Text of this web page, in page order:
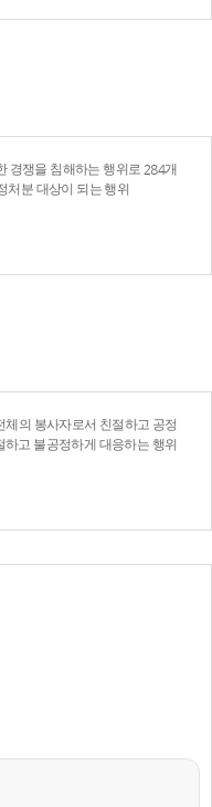
경쟁을 침해하는 행위로 284개
처분 대상이 되는 행위
체의 봉사자로서 친절하고 공정
고 불공정하게 대응하는 행위